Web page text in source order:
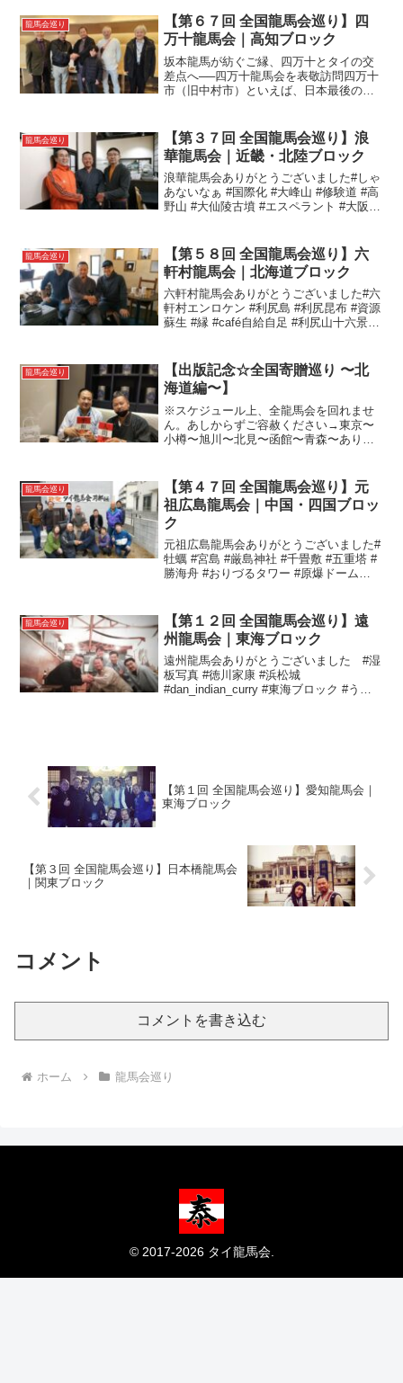
龍馬会巡り
【第６７回 全国龍馬会巡り】四
万十龍馬会｜高知ブロック
坂本龍馬が紡ぐご縁、四万十とタイの交
差点へ──四万十龍馬会を表敬訪問四万十
市（旧中村市）といえば、日本最後の清
十で、このたび新たに代替わりした四万
十龍馬会の新会長を表敬...
龍馬会巡り
【第３７回 全国龍馬会巡り】浪
華龍馬会｜近畿・北陸ブロック
浪華龍馬会ありがとうございました#しゃ
あないなぁ #国際化 #大峰山 #修験道 #高
野山 #大仙陵古墳 #エスペラント #大阪 #
龍馬会巡り
【第５８回 全国龍馬会巡り】六
軒村龍馬会｜北海道ブロック
六軒村龍馬会ありがとうございました#六
軒村エンロケン #利尻島 #利尻昆布 #資源
蘇生 #縁 #café自給自足 #利尻山十六景 #
軒村龍馬会
龍馬会巡り
【出版記念☆全国寄贈巡り 〜北
海道編〜】
※スケジュール上、全龍馬会を回れませ
ん。あしからずご容赦ください→東京〜
小樽〜旭川〜北見〜函館〜青森〜ありが
目 #小樽龍馬会 #旭川龍馬の会 #北見まち
づくり龍...
龍馬会巡り
【第４７回 全国龍馬会巡り】元
祖広島龍馬会｜中国・四国ブロッ
ク
元祖広島龍馬会ありがとうございました#
牡蠣 #宮島 #厳島神社 #千畳敷 #五重塔 #
勝海舟 #おりづるタワー #原爆ドーム
#大杓子 #龍髯...
龍馬会巡り
【第１２回 全国龍馬会巡り】遠
州龍馬会｜東海ブロック
遠州龍馬会ありがとうございました #湿
板写真 #徳川家康 #浜松城
#dan_indian_curry #東海ブロック #うな
【第１回 全国龍馬会巡り】愛知龍馬会｜
東海ブロック
【第３回 全国龍馬会巡り】日本橋龍馬会
｜関東ブロック
コメント
コメントを書き込む
ホーム 龍馬会巡り
© 2017-2026 タイ龍馬会.